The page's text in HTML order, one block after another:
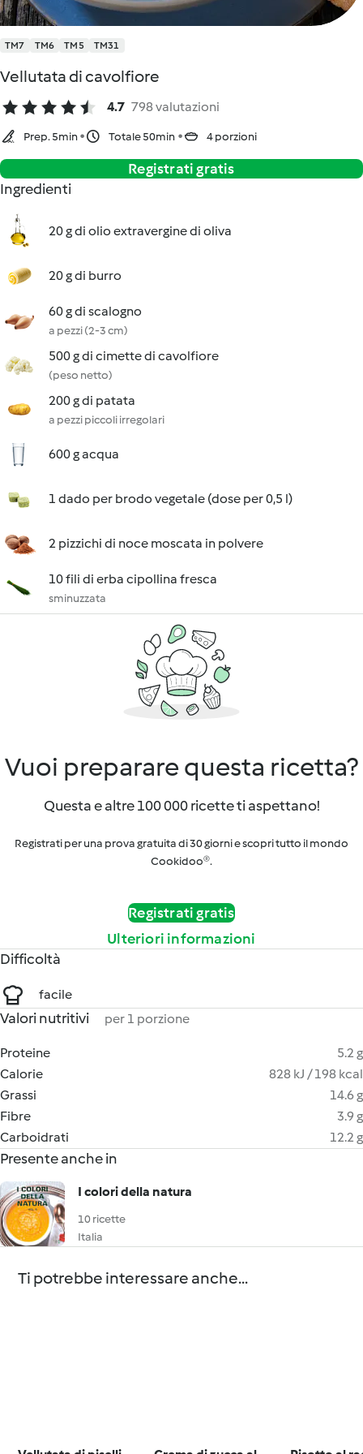
TM7 TM6 TM5 TM31
Vellutata di cavolfiore
4.7 798 valutazioni
Prep. 5min Totale 50min 4 porzioni
Registrati gratis
Ingredienti
20 g di olio extravergine di oliva
20 g di burro
60 g di scalogno
a pezzi (2-3 cm)
500 g di cimette di cavolfiore
(peso netto)
200 g di patata
a pezzi piccoli irregolari
600 g acqua
1 dado per brodo vegetale (dose per 0,5 l)
2 pizzichi di noce moscata in polvere
10 fili di erba cipollina fresca
sminuzzata
Vuoi preparare questa ricetta?
Questa e altre 100 000 ricette ti aspettano!
Registrati per una prova gratuita di 30 giorni e scopri tutto il mondo
Cookidoo®.
Registrati gratis
Ulteriori informazioni
Difficoltà
facile
Valori nutritivi per 1 porzione
Proteine
5.2 g
Calorie
828 kJ / 198 kcal
Grassi
14.6 g
Fibre
3.9 g
Carboidrati
12.2 g
Presente anche in
I colori della natura
10 ricette
Italia
Ti potrebbe interessare anche...